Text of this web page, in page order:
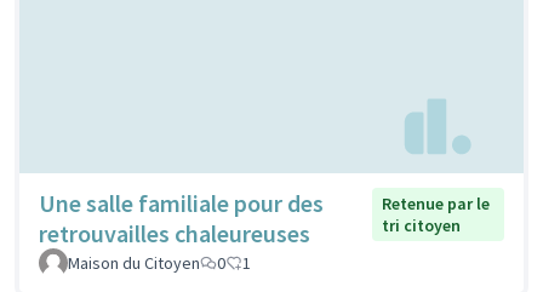
Une salle familiale pour des
retrouvailles chaleureuses
Retenue par le
tri citoyen
Maison du Citoyen
0 1